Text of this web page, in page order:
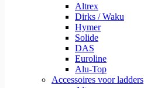
Altrex
Dirks / Waku
Hymer
Solide
DAS
Euroline
Alu-Top
Accessoires voor ladders